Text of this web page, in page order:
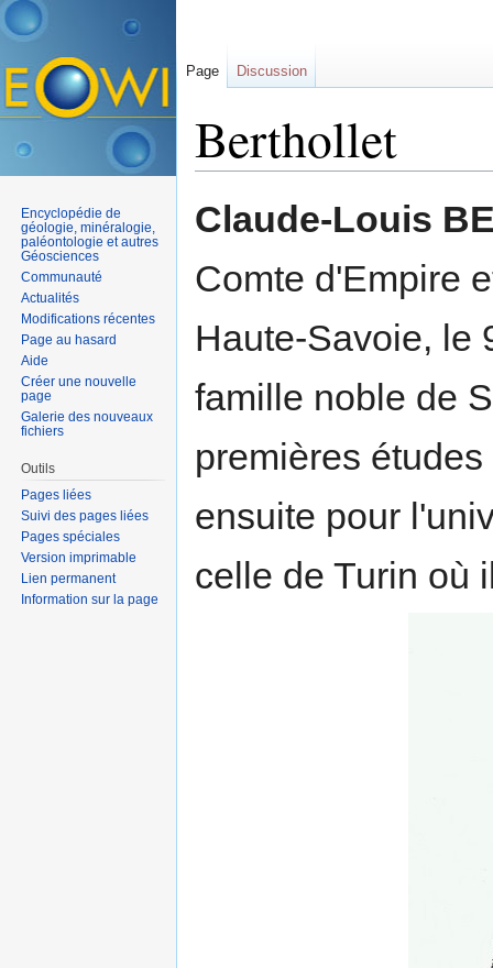
Berthollet
Claude-Louis
Comte d'Empire
Haute-Savoie, le
famille noble de
premières
ensuite pour
celle de Turin où
Page Discussion
Encyclopédie de
géologie, minéralogie,
paléontologie et autres
Géosciences
Communauté
Actualités
Modifications récentes
Page au hasard
Aide
Créer une nouvelle
page
Galerie des nouveaux
fichiers
Outils
Pages liées
Suivi des pages liées
Pages spéciales
Version imprimable
Lien permanent
Information sur la page